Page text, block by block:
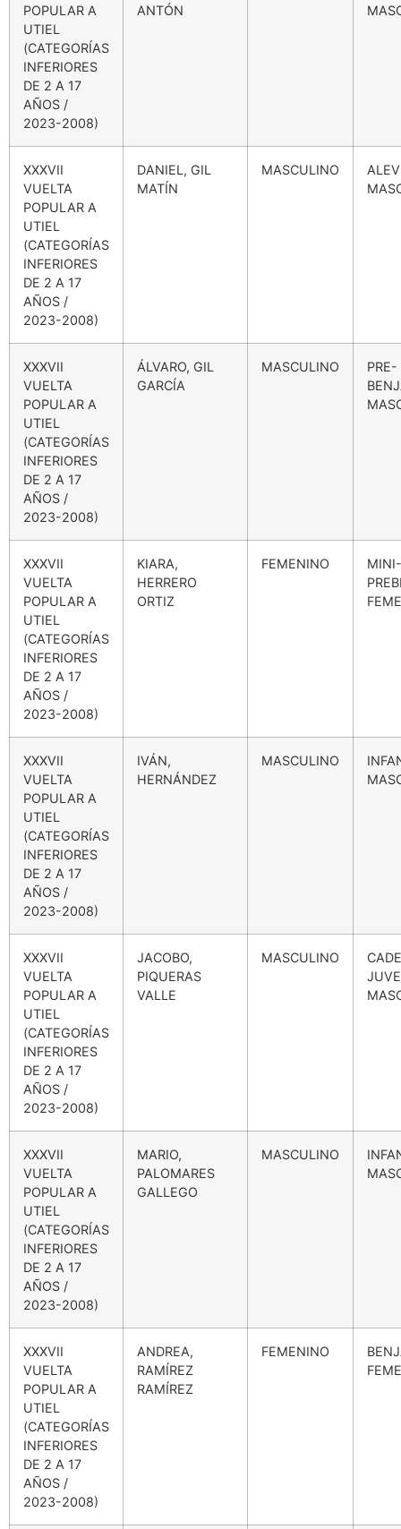
POPULAR A
UTIEL
(CATEGORÍAS
INFERIORES
DE 2 A 17
AÑOS /
2023-2008)
ANTÓN
XXXVII
VUELTA
POPULAR A
UTIEL
(CATEGORÍAS
INFERIORES
DE 2 A 17
AÑOS /
2023-2008)
DANIEL, GIL
MATÍN
MASCULINO
XXXVII
VUELTA
POPULAR A
UTIEL
(CATEGORÍAS
INFERIORES
DE 2 A 17
AÑOS /
2023-2008)
ÁLVARO, GIL
GARCÍA
MASCULINO
PRE-
XXXVII
VUELTA
POPULAR A
UTIEL
(CATEGORÍAS
INFERIORES
DE 2 A 17
AÑOS /
2023-2008)
KIARA,
HERRERO
ORTIZ
FEMENINO
MINI-
XXXVII
VUELTA
POPULAR A
UTIEL
(CATEGORÍAS
INFERIORES
DE 2 A 17
AÑOS /
2023-2008)
IVÁN,
HERNÁNDEZ
MASCULINO
XXXVII
VUELTA
POPULAR A
UTIEL
(CATEGORÍAS
INFERIORES
DE 2 A 17
AÑOS /
2023-2008)
JACOBO,
PIQUERAS
VALLE
MASCULINO
XXXVII
VUELTA
POPULAR A
UTIEL
(CATEGORÍAS
INFERIORES
DE 2 A 17
AÑOS /
2023-2008)
MARIO,
PALOMARES
GALLEGO
MASCULINO
XXXVII
VUELTA
POPULAR A
UTIEL
(CATEGORÍAS
INFERIORES
DE 2 A 17
AÑOS /
2023-2008)
ANDREA,
RAMÍREZ
RAMÍREZ
FEMENINO